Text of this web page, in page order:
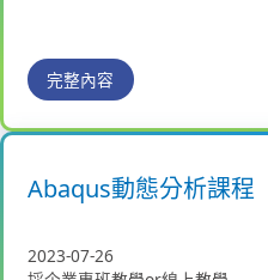
完整內容
Abaqus動態分析課程
2023-07-26